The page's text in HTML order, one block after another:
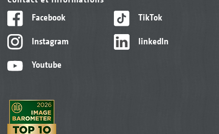
Facebook
Instagram
Youtube
TikTok
linkedIn